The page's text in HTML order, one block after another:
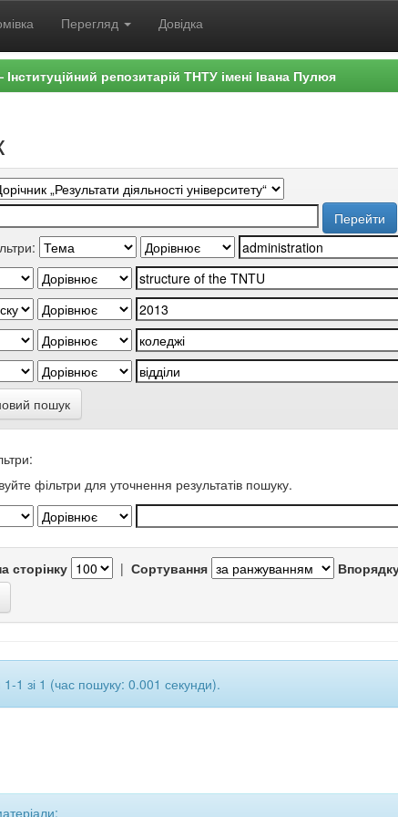
Перегляд Довідка
репозитарій ТНТУ імені Івана Пулюя
пошук
фільтри для уточнення результатів пошуку.
сторінку | Сортування
1-1 зі 1 (час пошуку: 0.001 секунди).